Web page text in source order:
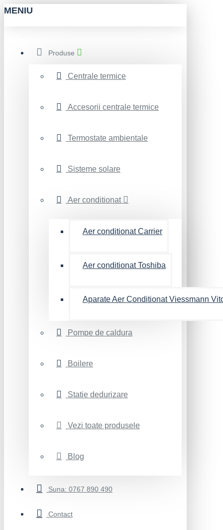
MENIU
Produse
Centrale termice
Accesorii centrale termice
Termostate ambientale
Sisteme solare
Aer conditionat
Aer conditionat Carrier
Aer conditionat Toshiba
Aparate Aer Conditionat Viessmann
Pompe de caldura
Boilere
Statie dedurizare
Vezi toate produsele
Blog
Suna: 0767 890 490
Contact